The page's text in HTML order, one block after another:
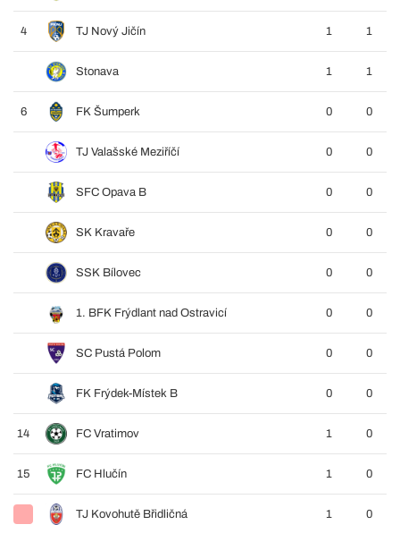
4 TJ Nový Jičín 1 1
Stonava 1 1
6 FK Šumperk 0 0
TJ Valašské Meziříčí 0 0
SFC Opava B 0 0
SK Kravaře 0 0
SSK Bílovec 0 0
1. BFK Frýdlant nad Ostravicí 0 0
SC Pustá Polom 0 0
FK Frýdek-Místek B 0 0
14 FC Vratimov 1 0
15 FC Hlučín 1 0
TJ Kovohutě Břidličná 1 0